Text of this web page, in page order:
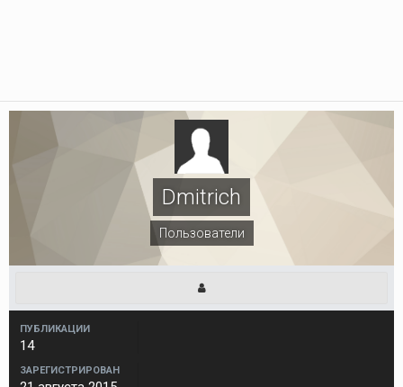
Dmitrich
Пользователи
ПУБЛИКАЦИИ
14
ЗАРЕГИСТРИРОВАН